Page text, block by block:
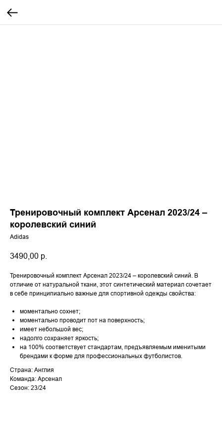
Тренировочный комплект Арсенал 2023/24 –
королевский синий
Adidas
3490,00 р.
Тренировочный комплект Арсенал 2023/24 – королевский синий. В
отличие от натуральной ткани, этот синтетический материал сочетает
в себе принципиально важные для спортивной одежды свойства:
моментально сохнет;
моментально проводит пот на поверхность;
имеет небольшой вес;
надолго сохраняет яркость;
на 100% соответствует стандартам, предъявляемым именитыми
брендами к форме для профессиональных футболистов.
Страна: Англия
Команда: Арсенал
Сезон: 23/24